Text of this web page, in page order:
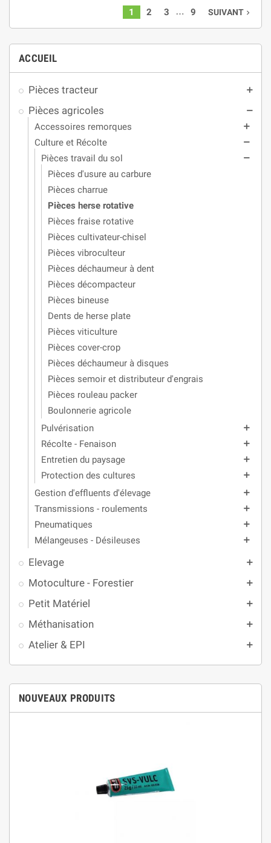
ACCUEIL
Pièces tracteur add
Pièces agricoles remove
Accessoires remorques add
Culture et Récolte remove
Pièces travail du sol remove
Pièces d'usure au carbure
Pièces charrue
Pièces herse rotative
Pièces fraise rotative
Pièces cultivateur-chisel
Pièces vibroculteur
Pièces déchaumeur à dent
Pièces décompacteur
Pièces bineuse
Dents de herse plate
Pièces viticulture
Pièces cover-crop
Pièces déchaumeur à disques
Pièces semoir et distributeur d'engrais
Pièces rouleau packer
Boulonnerie agricole
Pulvérisation
add
Récolte - Fenaison add
Entretien du paysage add
Protection des cultures add
Gestion d'effluents d'élevage add
Transmissions - roulements add
Pneumatiques add
Mélangeuses - Désileuses add
Elevage add
Motoculture - Forestier add
Petit Matériel add
Méthanisation add
Atelier & EPI add
NOUVEAUX PRODUITS
1 2 3 … 9 SUIVANT navigate_next